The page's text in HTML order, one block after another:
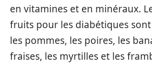
en vitamines et en minéraux.
fruits pour les diabétiques
les pommes, les poires, les
fraises, les myrtilles et les